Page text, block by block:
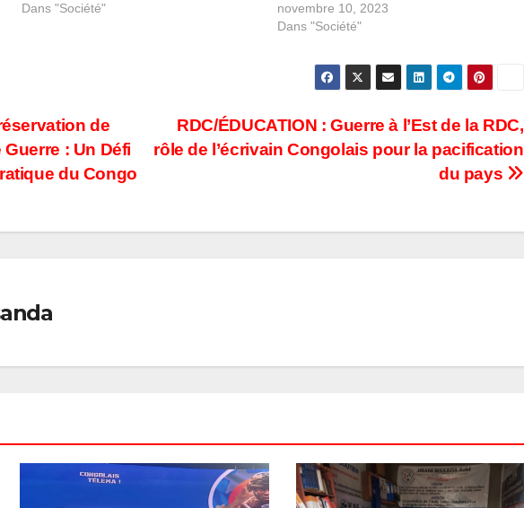
quartier adjoint de Panzi, a confirmé ce
Dans "Société"
chaque jour sur ce site qualifié impropre
à la construction par les autorités et qui
novembre 10, 2023
Dans "Société"
RDC/ÉDUCATION : Guerre à l’Est de la RDC,
rôle de l’écrivain Congolais pour la pacification
du pays
de
Guerre : Un Défi
du Congo